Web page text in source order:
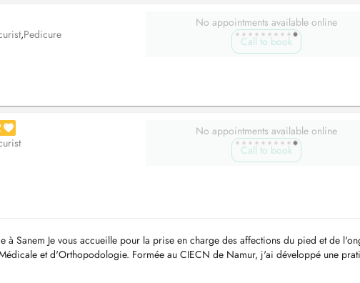
,Pedicure
No appointments available online
Call to book
No appointments available online
Call to book
Sanem Je vous accueille pour la prise en charge des affections du pied et de
et d'Orthopodologie. Formée au CIECN de Namur, j'ai développé une
du patient,...